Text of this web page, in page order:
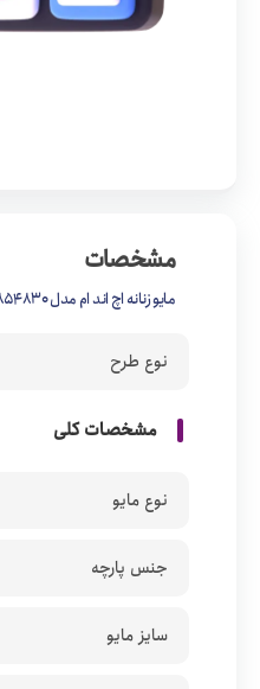
مشخصات
مایو زنانه اچ اند ام مدل 0854830
نوع طرح
مشخصات کلی
نوع مایو
جنس پارچه
سایز مایو